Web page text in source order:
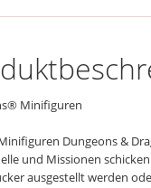
Minifiguren
Dungeons &
und Missionen
ausgestellt werden